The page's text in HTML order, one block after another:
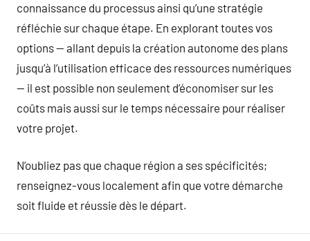
connaissance du processus ainsi qu’une stratégie
réfléchie sur chaque étape. En explorant toutes vos
options — allant depuis la création autonome des plans
jusqu’à l’utilisation efficace des ressources numériques
— il est possible non seulement d’économiser sur les
coûts mais aussi sur le temps nécessaire pour réaliser
votre projet.
N’oubliez pas que chaque région a ses spécificités;
renseignez-vous localement afin que votre démarche
soit fluide et réussie dès le départ.